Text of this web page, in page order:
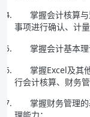
掌握会计核算
事项进行确认、计
掌握会计基本
掌握Excel及其
行会计核算、财务
掌握财务管理